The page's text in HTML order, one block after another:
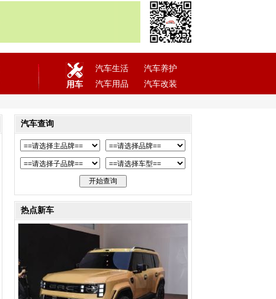
用车
汽车生活
汽车养护
汽车用品
汽车改装
汽车查询
热点新车